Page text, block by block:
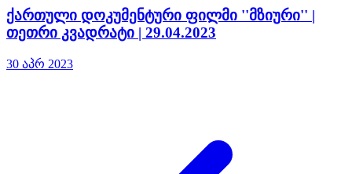
ქართული დოკუმენტური ფილმი ''მზიური'' |
თეთრი კვადრატი | 29.04.2023
30 აპრ 2023